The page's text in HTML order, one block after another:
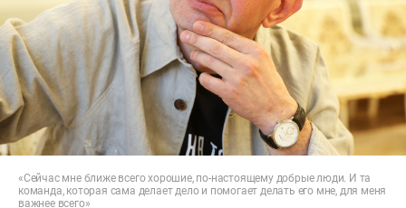
«Сейчас мне ближе всего хорошие, по-настоящему добрые люди. И та
команда, которая сама делает дело и помогает делать его мне, для меня
важнее всего»